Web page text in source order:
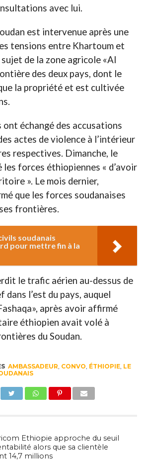
avec lui.
est intervenue après une
tensions entre Khartoum et
de la zone agricole «Al
des deux pays, dont le
la propriété et est cultivée
ont échangé des accusations
actes de violence à l’intérieur
respectives. Dimanche, le
les forces éthiopiennes « d’avoir
». Le mois dernier,
que les forces soudanaises
frontières.
soudanais
pour mettre fin à la
le trafic aérien au-dessus de
dans l’est du pays, auquel
après avoir affirmé
éthiopien avait volé à
du Soudan.
AMBASSADEUR CONVO ÉTHIOPIE, LE
Ethiopie approche du seuil
alors que sa clientèle
14,7 millions